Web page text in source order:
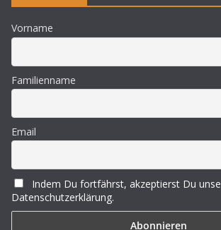
Vorname
Familienname
Email
Indem Du fortfährst, akzeptierst Du
Datenschutzerklärung.